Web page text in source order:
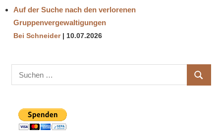
Auf der Suche nach den verlorenen
Gruppenvergewaltigungen
Bei Schneider 10.07.2026
nach:
SUCHEN